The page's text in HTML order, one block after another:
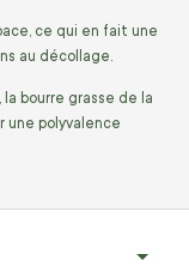
ce qui en fait une
au décollage.
bourre grasse de la
une polyvalence